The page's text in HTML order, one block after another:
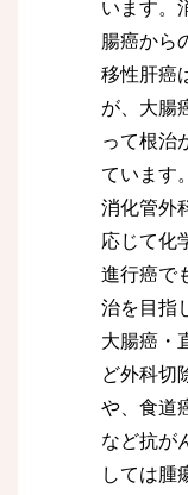
います。
腸癌から
移性肝癌
が、大腸
って根治
ています
消化管外
応じて化
進行癌で
治を目指
大腸癌・
ど外科切
や、食道
など抗が
しては腫